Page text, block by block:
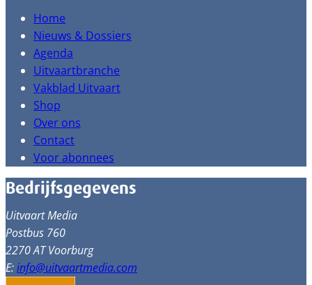
Home
Nieuws & Dossiers
Agenda
Uitvaartbranche
Vakblad Uitvaart
Shop
Over ons
Contact
Voor abonnees
Bedrijfsgegevens
Uitvaart Media
Postbus 760
2270 AT Voorburg
E:info@uitvaartmedia.com